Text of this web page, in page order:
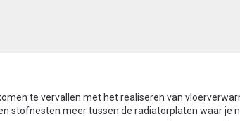
te vervallen met het realiseren van
stofnesten meer tussen de radiatorplaten waar je